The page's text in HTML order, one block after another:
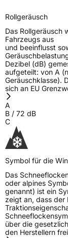
Fahrzeugklasse
3PMSF /
EPREL ID627219
Allgemeine
Rollgeräusch
Das Rollgeräusch
Fahrzeugs aus
und beeinflusst
Dezibel (dB)
aufgeteilt: von A
Geräuschklasse).
sich an EU
A
B / 72 dB
C
Symbol für die
Das
oder alpines
genannt) ist ein
zeigt an, dass der
über die
den Herstellern